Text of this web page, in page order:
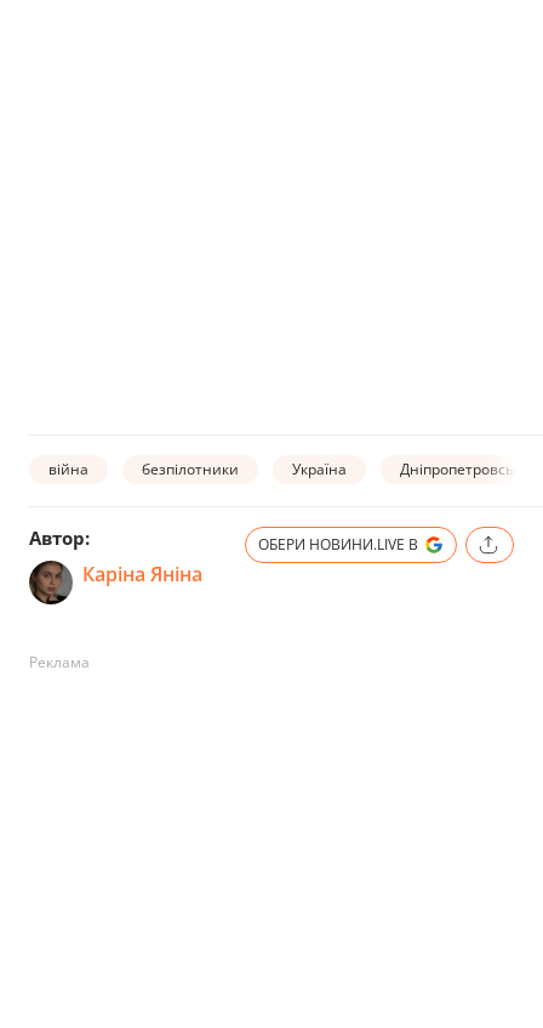
війна безпілотники Україна Дніпропетровська
Автор:
Каріна Яніна
ОБЕРИ НОВИНИ.LIVE В
Реклама